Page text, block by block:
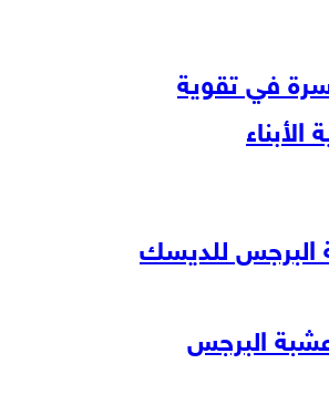
في تقوية
البرجس للديسك
البرجس